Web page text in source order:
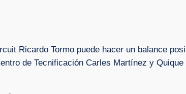
Ricardo Tormo puede hacer un balance
de Tecnificación Carles Martínez y